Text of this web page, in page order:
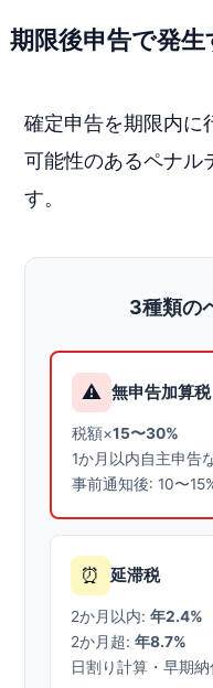
期限後申告で発
確定申告を期限内に
可能性のあるペナル
す。
3種類の
⚠️ 無申告加算税
税額×15〜30%
1か月以内自主申告
事前通知後: 10〜
⏰ 延滞税
2か月以内:年2.4%
2か月超:年8.7%
日割り計算・早期